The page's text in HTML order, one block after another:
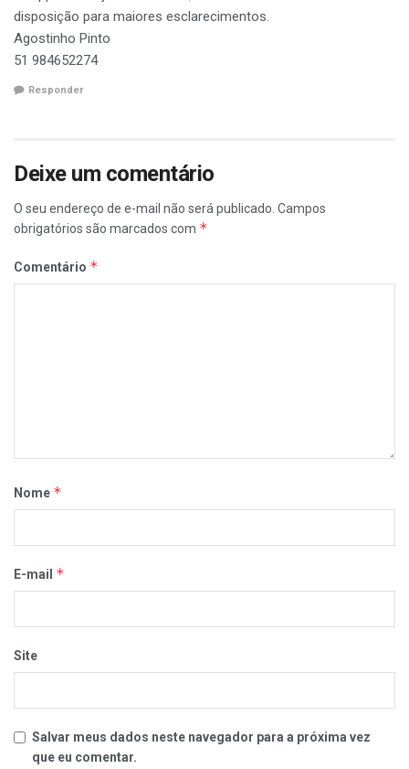
disposição para maiores esclarecimentos.
Agostinho Pinto
51 984652274
Responder
Deixe um comentário
O seu endereço de e-mail não será publicado. Campos
obrigatórios são marcados com *
Comentário *
Nome *
E-mail *
Site
Salvar meus dados neste navegador para a próxima vez
que eu comentar.